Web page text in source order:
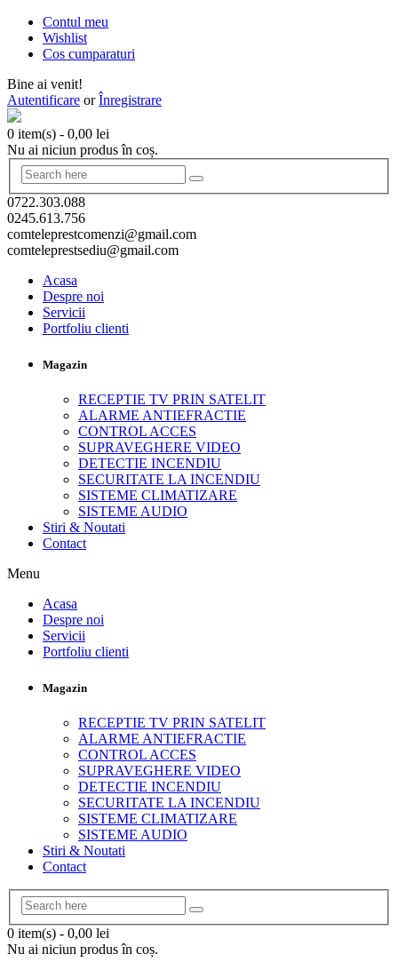
Contul meu
Wishlist
Cos cumparaturi
Bine ai venit!
Autentificare orÎnregistrare
0 item(s) - 0,00 lei
Nu ai niciun produs în coș.
0722.303.088
0245.613.756
comteleprestcomenzi@gmail.com
comteleprestsediu@gmail.com
Acasa
Despre noi
Servicii
Portfoliu clienti
Magazin
RECEPTIE TV PRIN SATELIT
ALARME ANTIEFRACTIE
CONTROL ACCES
SUPRAVEGHERE VIDEO
DETECTIE INCENDIU
SECURITATE LA INCENDIU
SISTEME CLIMATIZARE
SISTEME AUDIO
Stiri & Noutati
Contact
Menu
Acasa
Despre noi
Servicii
Portfoliu clienti
Magazin
RECEPTIE TV PRIN SATELIT
ALARME ANTIEFRACTIE
CONTROL ACCES
SUPRAVEGHERE VIDEO
DETECTIE INCENDIU
SECURITATE LA INCENDIU
SISTEME CLIMATIZARE
SISTEME AUDIO
Stiri & Noutati
Contact
0 item(s) - 0,00 lei
Nu ai niciun produs în coș.